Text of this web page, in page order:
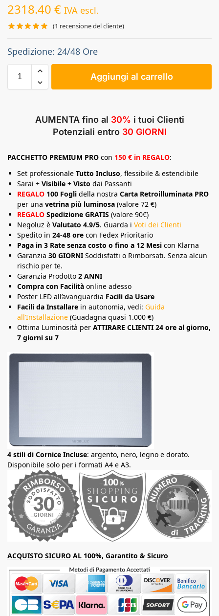
2318.40 € IVA escl.
(1 recensione del cliente)
Spedizione: 24/48 Ore
Aggiungi al carrello
AUMENTA fino al 30% i tuoi Clienti
Potenziali entro 30 GIORNI
PACCHETTO PREMIUM PRO con 150 € in REGALO:
Set professionale Tutto Incluso, flessibile & estendibile
Sarai + Visibile + Visto dai Passanti
REGALO 100 Fogli della nostra Carta Retroilluminata PRO
per una vetrina più luminosa (valore 72 €)
REGALO Spedizione GRATIS (valore 90€)
Negoluz è Valutato 4.9/5. Guarda i Voti dei Clienti
Spedito in 24-48 ore con Fedex Prioritario
Paga in 3 Rate senza costo o fino a 12 Mesi con Klarna
Garanzia 30 GIORNI Soddisfatti o Rimborsati. Senza alcun
rischio per te.
Garanzia Prodotto 2 ANNI
Compra con Facilità online adesso
Poster LED all’avanguardia Facili da Usare
Facili da Installare in autonomia, vedi: Guida
all’Installazione (Guadagna quasi 1.000 €)
Ottima Luminosità per ATTIRARE CLIENTI 24 ore al giorno,
7 giorni su 7
4 stili di Cornice Incluse: argento, nero, legno e dorato.
Disponibile solo per i formati A4 e A3.
ACQUISTO SICURO AL 100%, Garantito & Sicuro